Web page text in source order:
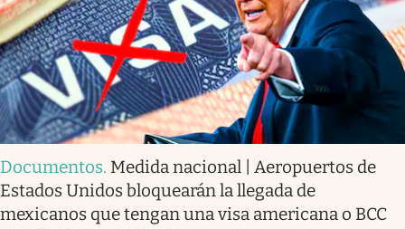
Documentos. Medida nacional | Aeropuertos de
Estados Unidos bloquearán la llegada de
mexicanos que tengan una visa americana o BCC